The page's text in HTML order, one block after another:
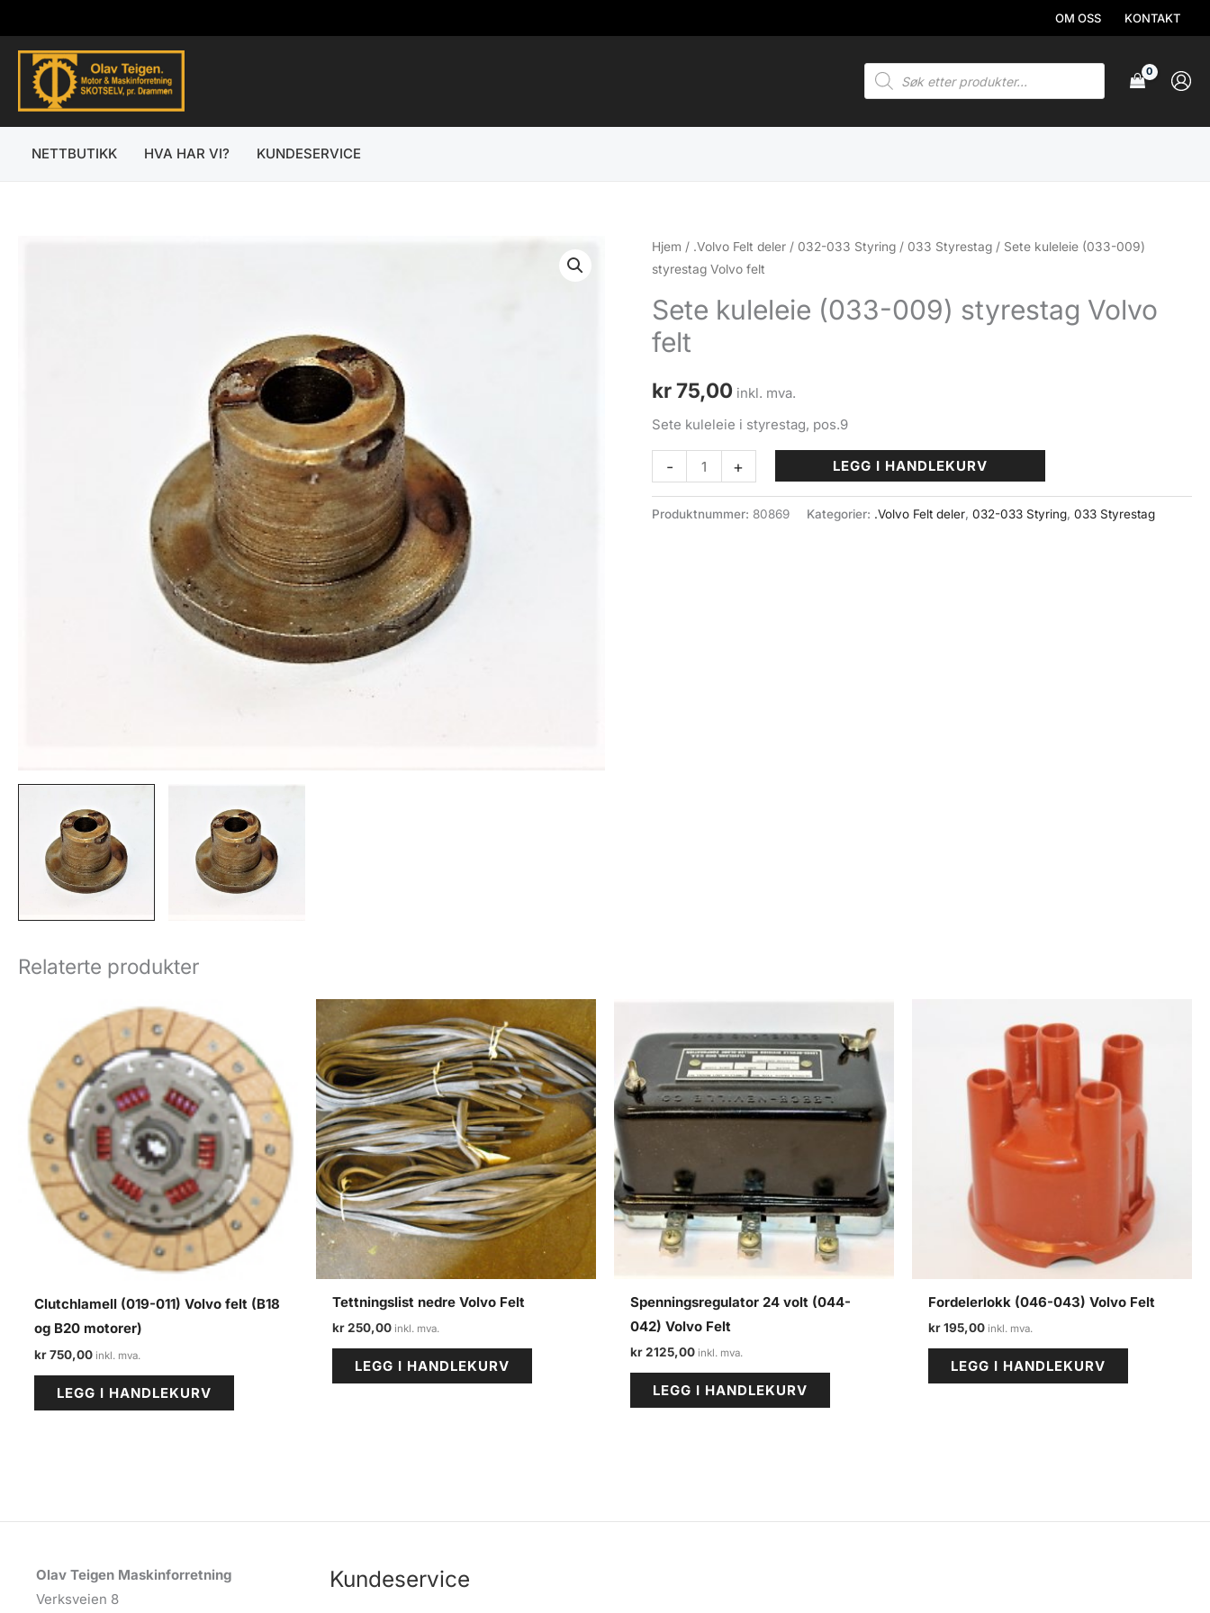
rett
innholdet
OM OSS KONTAKT
Products
search
NETTBUTIKK HVA HAR VI? KUNDESERVICE
Hjem / .Volvo Felt deler / 032-033 Styring / 033 Styrestag / Sete kuleleie (033-009)
styrestag Volvo felt
Sete kuleleie (033-009) styrestag Volvo
felt
kr75,00 inkl. mva.
Sete kuleleie i styrestag, pos.9
-
kuleleie
(033-
+ LEGG I HANDLEKURV
Produktnummer: 80869 Kategorier: .Volvo Felt deler,032-033 Styring,033 Styrestag
Relaterte produkter
Clutchlamell (019-011) Volvo felt (B18
og B20 motorer)
kr750,00
LEGG I HANDLEKURV
Tettningslist nedre Volvo Felt
kr250,00
LEGG I HANDLEKURV
Spenningsregulator 24 volt (044-
042) Volvo Felt
kr2125,00
LEGG I HANDLEKURV
Fordelerlokk (046-043) Volvo Felt
kr195,00
LEGG I HANDLEKURV
Olav Teigen Maskinforretning
Verksveien 8
Kundeservice